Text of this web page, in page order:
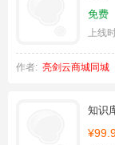
免费
上线
作者: 亮剑云商城同城
知识